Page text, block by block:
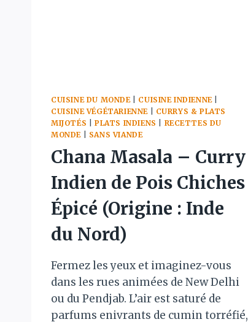
CUISINE DU MONDE| CUISINE INDIENNE|
CUISINE VÉGÉTARIENNE| CURRYS & PLATS
MIJOTÉS
PLATS INDIENS
RECETTES DU
MONDE| SANS VIANDE
Chana Masala – Curry
Indien de Pois Chiches
Épicé (Origine : Inde
du Nord)
Fermez les yeux et imaginez-vous
dans les rues animées de New Delhi
ou du Pendjab. L’air est saturé de
parfums enivrants de cumin torréfié,